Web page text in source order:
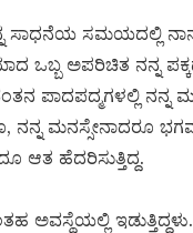
ಸಾಧನೆಯ ಸಮಯದಲ್ಲಿ
ಒಬ್ಬ ಅಪರಿಚಿತ ನನ್ನ
ಪಾದಪದ್ಮಗಳಲ್ಲಿ ನನ್ನ
ನನ್ನ ಮನಸ್ಸೇನಾದರೂ
ಆತ ಹೆದರಿಸುತ್ತಿದ್ದ.
ಅವಸ್ಥೆಯಲ್ಲಿ